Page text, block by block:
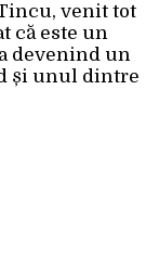
venit tot
că este un
devenind un
și unul dintre